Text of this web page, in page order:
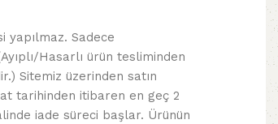
yapılmaz. Sadece
Hasarlı ürün tesliminden
Sitemiz üzerinden satın
tarihinden itibaren en geç 2
iade süreci başlar. Ürünün